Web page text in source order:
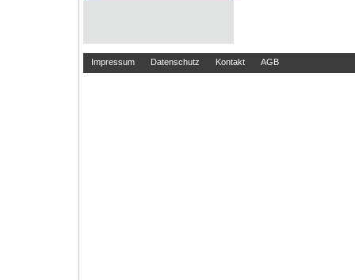
Impressum Datenschutz Kontakt AGB